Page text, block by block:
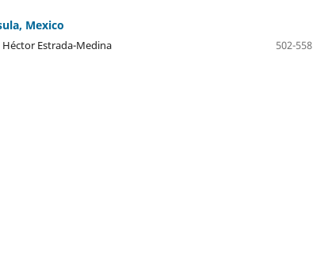
Mexico
Héctor Estrada-Medina
502-558